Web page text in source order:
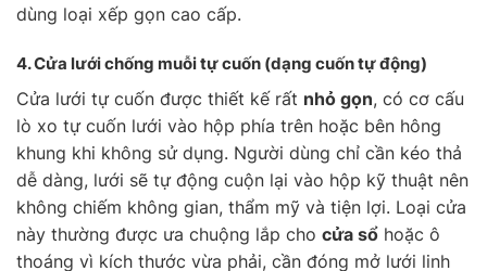
dùng loại xếp gọn cao cấp.
4. Cửa lưới chống muỗitự cuốn (dạng cuốn tự động)
Cửa lưới tự cuốn được thiết kế rất nhỏ gọn, có cơ cấu
lò xo tự cuốn lưới vào hộp phía trên hoặc bên hông
khung khi không sử dụng. Người dùng chỉ cần kéo thả
dễ dàng, lưới sẽ tự động cuộn lại vào hộp kỹ thuật nên
không chiếm không gian, thẩm mỹ và tiện lợi. Loại cửa
này thường được ưa chuộng lắp cho cửa sổ hoặc ô
thoáng vì kích thước vừa phải, cần đóng mở lưới linh